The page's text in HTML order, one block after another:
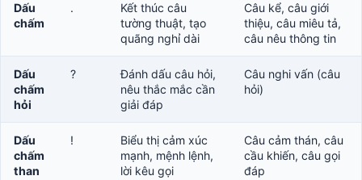
Dấu
chấm
.
Kết thúc câu
tường thuật, tạo
quãng nghỉ dài
Câu kể, câu giới
thiệu, câu miêu tả,
câu nêu thông tin
Dấu
chấm
hỏi
?
Đánh dấu câu hỏi,
nêu thắc mắc cần
giải đáp
Câu nghi vấn (câu
hỏi)
Dấu
chấm
than
!
Biểu thị cảm xúc
mạnh, mệnh lệnh,
lời kêu gọi
Câu cảm thán, câu
cầu khiến, câu gọi
đáp